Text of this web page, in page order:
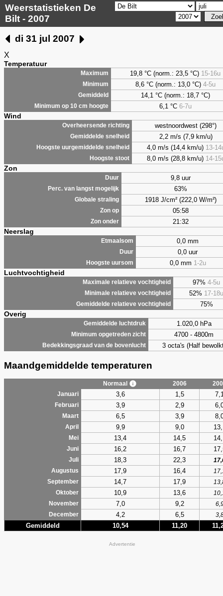
Weerstatistieken De
Bilt - 2007
di 31 jul 2007
X
Temperatuur
Maximum 19,8 °C (norm.: 23,5 °C) 15-16u
Minimum 8,6°C (norm.: 13,0 °C) 4-5u
Gemiddeld 14,1 °C (norm.: 18,7 °C)
Minimum op 10 cm hoogte 6,1 °C 6-7u
Wind
Overheersende richting westnoordwest (298°)
Gemiddelde snelheid 2,2 m/s (7,9 km/u)
Hoogste uurgemiddelde snelheid 4,0 m/s (14,4 km/u) 13-
Hoogste stoot 8,0 m/s (28,8 km/u) 14-
Zon
Duur 9,8 uur
Perc. van langst mogelijk 63%
Globale straling 1918 J/cm² (222,0 W/m²)
Zon op 05:58
Zon onder 21:32
Neerslag
Etmaalsom 0,0 mm
Duur 0,0 uur
Hoogste uursom 0,0 mm 1-2u
Luchtvochtigheid
Maximale relatieve vochtigheid 97% 4-5u
Minimale relatieve vochtigheid 52% 17-18u
Gemiddelde relatieve vochtigheid 75%
Overig
Gemiddelde luchtdruk 1.020,0 hPa
Minimum opgetreden zicht 4700 - 4800m
Bedekkingsgraad van de bovenlucht 3 octa's (Half
Maandgemiddelde temperaturen
Normaal 2006
Januari
3,6 1,5
Februari 3,9 2,9
Maart 6,5 3,9
April 9,9 9,0
Mei 13,4 14,5
Juni 16,2 16,7
Juli 18,3 22,3
Augustus
17,9 16,4
September
14,7 17,9
Oktober
10,9 13,6
November
7,0 9,2
December
4,2 6,5
Gemiddeld 10,54 11,20
Advertentie